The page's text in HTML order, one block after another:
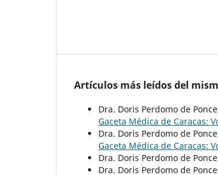
Artículos más leídos del
Dra. Doris Perdomo de
Gaceta Médica de Caracas:
Dra. Doris Perdomo de
Gaceta Médica de Caracas:
Dra. Doris Perdomo de
Dra. Doris Perdomo de